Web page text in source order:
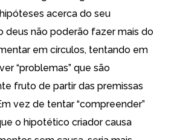
acerca do seu
deus não poderão fazer mais do
em círculos, tentando em
“problemas” que são
fruto de partir das premissas
vez de tentar “compreender”
o hipotético criador causa